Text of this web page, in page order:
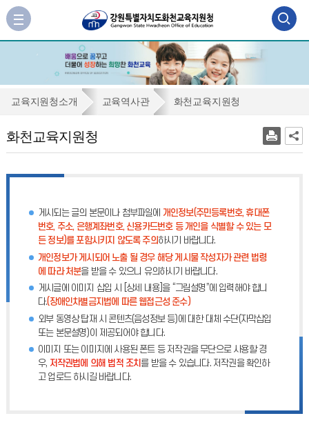
검
색
역
기
사
이
가
화
교
교육지원청소개 교육역사관 화천교육지원청
화천교육지원청
게시되는 글의 본문이나 첨부파일에 개인정보(주민등록번호, 휴대폰
번호, 주소, 은행계좌번호, 신용카드번호 등 개인을 식별할 수 있는 모
든 정보)를 포함시키지 않도록 주의하시기 바랍니다.
개인정보가 게시되어 노출 될 경우 해당 게시물 작성자가 관련 법령
에 따라 처분을 받을 수 있으니 유의하시기 바랍니다.
게시글에 이미지 삽입 시 [상세 내용]을 “그림설명”에 입력해야 합니
다.(장애인차별금지법에 따른 웹접근성 준수)
외부 동영상 탑재 시 콘텐츠(음성정보 등)에 대한 대체 수단(자막삽입
또는 본문설명)이 제공되어야 합니다.
이미지 또는 이미지에 사용된 폰트 등 저작권을 무단으로 사용할 경
우, 저작권법에 의해 법적 조치 를 받을 수 있습니다. 저작권을 확인하
고 업로드 하시길 바랍니다.